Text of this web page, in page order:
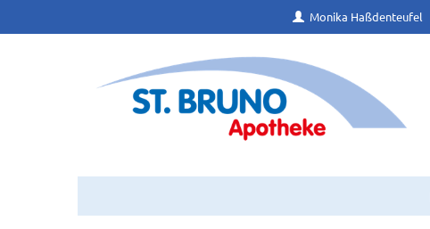
Monika Haßdenteufel